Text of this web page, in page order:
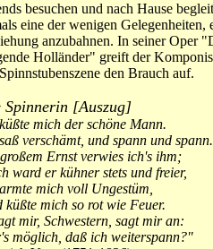
besuchen und nach Hause
eine der wenigen Gelegenheiten,
anzubahnen. In seiner Oper
Holländer" greift der
den Brauch auf.
Spinnerin [Auszug]
mich der schöne Mann.
verschämt, und spann und spann.
Ernst verwies ich's ihm;
ward er kühner stets und freier,
mich voll Ungestüm,
küßte mich so rot wie Feuer.
mir, Schwestern, sagt mir an:
möglich, daß ich weiterspann?"